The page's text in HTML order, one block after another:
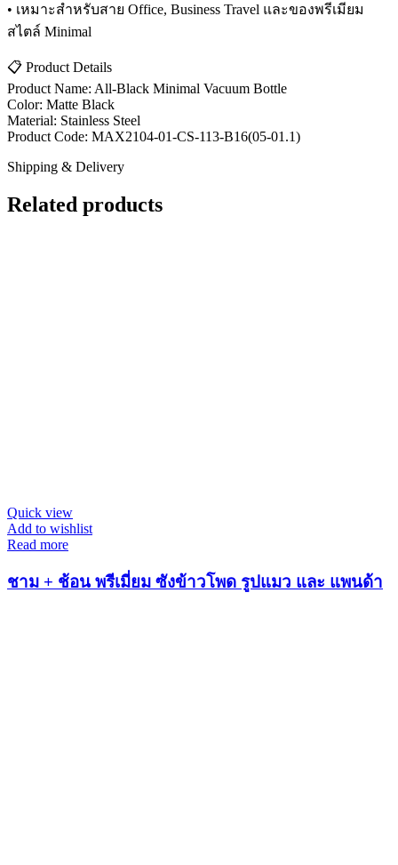
• เหมาะสำหรับสาย Office, Business Travel และของพรีเมียม
สไตล์ Minimal
📋 Product Details
Product Name: All-Black Minimal Vacuum Bottle
Color: Matte Black
Material: Stainless Steel
Product Code: MAX2104-01-CS-113-B16(05-01.1)
Shipping & Delivery
Related products
Quick view
Add to wishlist
Read more
ชาม + ช้อน พรีเมี่ยม ซังข้าวโพด รูปแมว และ แพนด้า